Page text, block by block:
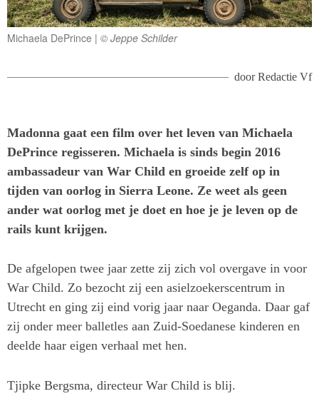
Michaela DePrince © Jeppe Schilder
doorRedactie Vf
Madonna gaat een film over het leven van Michaela
DePrince regisseren. Michaela is sinds begin 2016
ambassadeur van War Child en groeide zelf op in
tijden van oorlog in Sierra Leone. Ze weet als geen
ander wat oorlog met je doet en hoe je je leven op de
rails kunt krijgen.
De afgelopen twee jaar zette zij zich vol overgave in voor
War Child. Zo bezocht zij een asielzoekerscentrum in
Utrecht en ging zij eind vorig jaar naar Oeganda. Daar gaf
zij onder meer balletles aan Zuid-Soedanese kinderen en
deelde haar eigen verhaal met hen.
Tjipke Bergsma, directeur War Child is blij.